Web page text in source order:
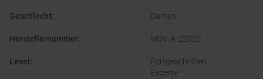
Geschlecht: Damen
Herstellernummer: MOV-A-22022
Level :
Fortgeschritten
Experte